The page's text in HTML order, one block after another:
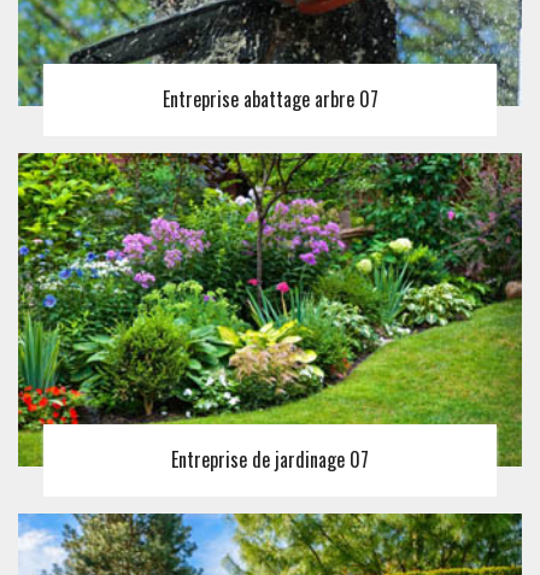
Entreprise abattage arbre 07
Entreprise de jardinage 07